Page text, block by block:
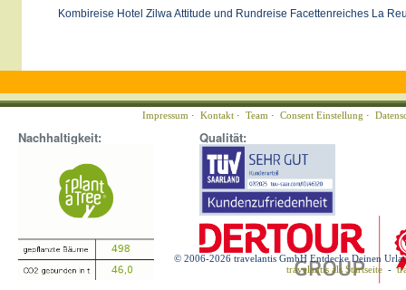
Kombireise Hotel Zilwa Attitude und Rundreise Facettenreiches La
Impressum · Kontakt · Team · Consent Einstellung ·
Nachhaltigkeit: Qualität:
© 2006-2026 travelantis GmbH Entdecke Deinen
travelantis als Startseite -